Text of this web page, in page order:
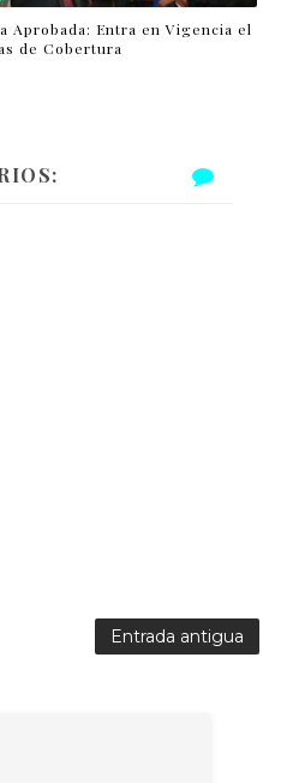
Aprobada: Entra en Vigencia el
de Cobertura
Entrada antigua